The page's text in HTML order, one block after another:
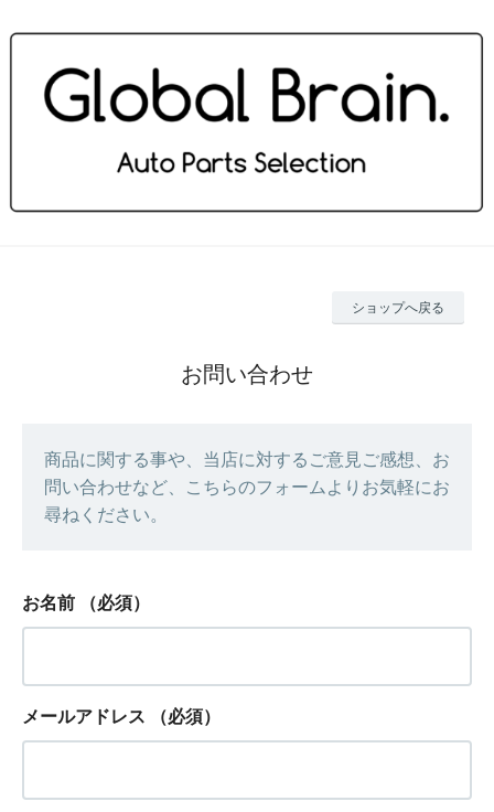
ショップへ戻る
お問い合わせ
商品に関する事や、当店に対するご意見ご感想、お
問い合わせなど、こちらのフォームよりお気軽にお
尋ねください。
お名前 （必須）
メールアドレス （必須）